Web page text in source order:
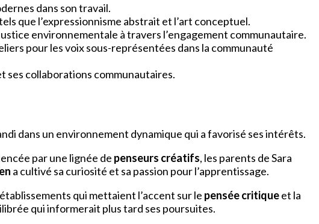
dans son travail.
que l’expressionnisme abstrait et l’art conceptuel.
environnementale à travers l’engagement communautaire.
pour les voix sous-représentées dans la communauté
ses collaborations communautaires.
dans un environnement dynamique qui a favorisé ses intérêts.
par une lignée de penseurs créatifs, les parents de Sara
a cultivé sa curiosité et sa passion pour l’apprentissage.
qui mettaient l’accent sur le pensée critiqueet la
qui informerait plus tard ses poursuites.